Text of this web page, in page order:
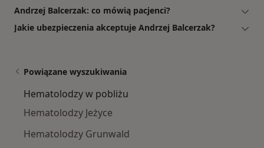
Andrzej Balcerzak: co mówią pacjenci?
Jakie ubezpieczenia akceptuje Andrzej Balcerzak?
Powiązane wyszukiwania
Hematolodzy w pobliżu
Hematolodzy Jeżyce
Hematolodzy Grunwald